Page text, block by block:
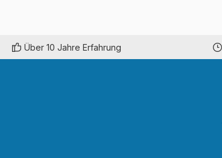
Über 10 Jahre Erfahrung